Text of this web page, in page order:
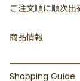
ご注文順に順次出
商品情報
Shopping Guide